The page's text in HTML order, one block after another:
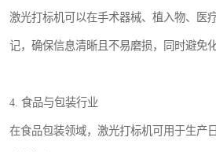
激光打标机可以在手术器械、植入物、医
记，确保信息清晰且不易磨损，同时避免
4. 食品与包装行业
在食品包装领域，激光打标机可用于生产